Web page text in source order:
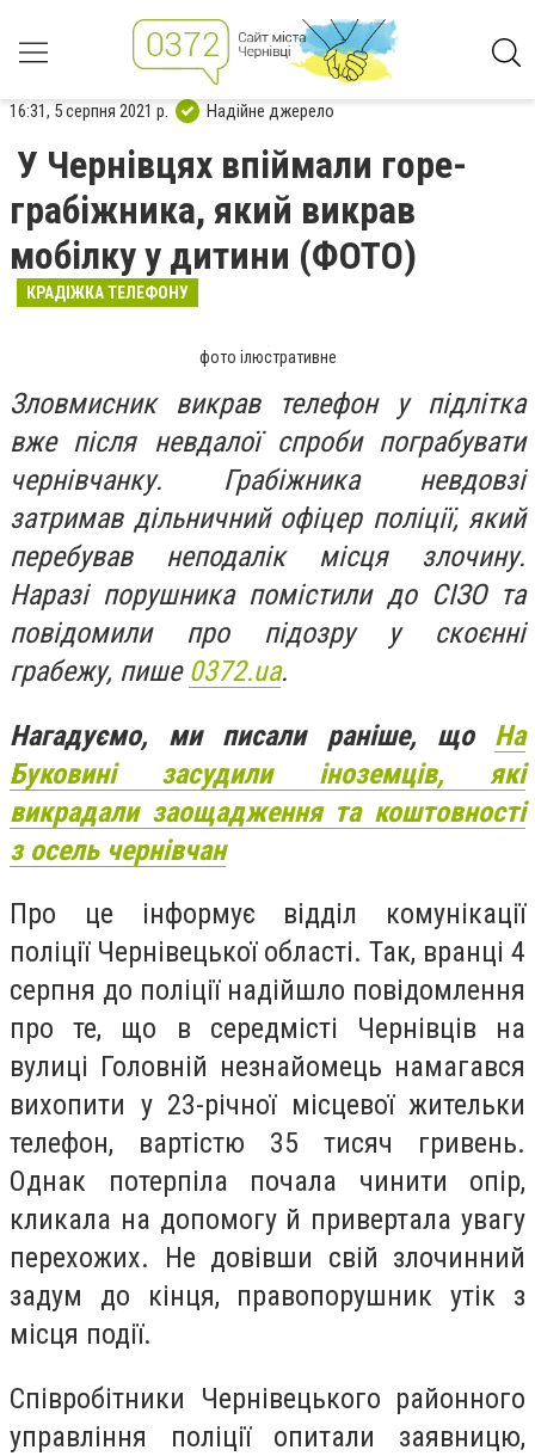
16:31, 5 серпня 2021 р. Надійне джерело
У Чернівцях впіймали горе-
грабіжника, який викрав
мобілку у дитини (ФОТО)
КРАДІЖКА ТЕЛЕФОНУ
фото ілюстративне
Зловмисник викрав телефон у підлітка
вже після невдалої спроби пограбувати
чернівчанку. Грабіжника невдовзі
затримав дільничний офіцер поліції, який
перебував неподалік місця злочину.
Наразі порушника помістили до СІЗО та
повідомили про підозру у скоєнні
грабежу, пише 0372.ua.
Нагадуємо, ми писали раніше, що На
Буковині засудили іноземців, які
викрадали заощадження та коштовності
з осель чернівчан
Про це інформує відділ комунікації
поліції Чернівецької області. Так, вранці 4
серпня до поліції надійшло повідомлення
про те, що в середмісті Чернівців на
вулиці Головній незнайомець намагався
вихопити у 23-річної місцевої жительки
телефон, вартістю 35 тисяч гривень.
Однак потерпіла почала чинити опір,
кликала на допомогу й привертала увагу
перехожих. Не довівши свій злочинний
задум до кінця, правопорушник утік з
місця події.
Співробітники Чернівецького районного
управління поліції опитали заявницю,